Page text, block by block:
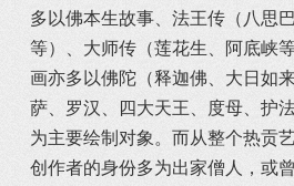
多以佛本生故事、法王传（八思
等）、大师传（莲花生、阿底峡
画亦多以佛陀（释迦佛、大日如
萨、罗汉、四大天王、度母、护
为主要绘制对象。而从整个热贡
创作者的身份多为出家僧人，或